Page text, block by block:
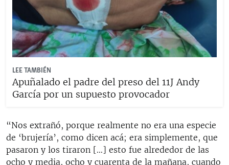
LEE TAMBIÉN
Apuñalado el padre del preso del 11J Andy
García por un supuesto provocador
“Nos extrañó, porque realmente no era una especie
de ‘brujería’, como dicen acá; era simplemente, que
pasaron y los tiraron […] esto fue alrededor de las
ocho y media, ocho y cuarenta de la mañana, cuando